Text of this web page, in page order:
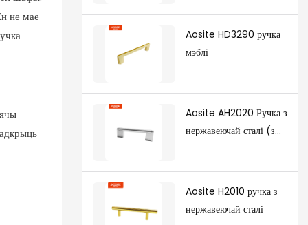
не мае
Aosite HD3290 ручка
мэблі
Aosite AH2020 Ручка з
нержавеючай сталі (з
Aosite H2010 ручка з
нержавеючай сталі